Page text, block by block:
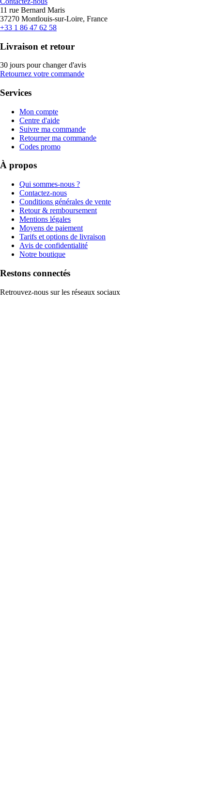
11 rue Bernard Maris
37270 Montlouis-sur-Loire, France
+33 1 86 47 62 58
Livraison et retour
30 jours pour changer d'avis
Retournez votre commande
Services
Mon compte
Centre d'aide
Suivre ma commande
Retourner ma commande
Codes promo
À propos
Qui sommes-nous ?
Contactez-nous
Conditions générales de vente
Retour & remboursement
Mentions légales
Moyens de paiement
Tarifs et options de livraison
Avis de confidentialité
Notre boutique
Restons connectés
Retrouvez-nous sur les réseaux sociaux